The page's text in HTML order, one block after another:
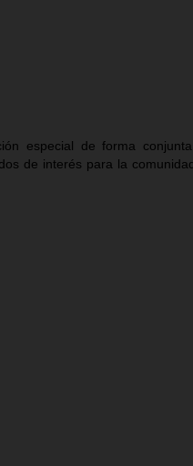
especial de forma
de interés para la